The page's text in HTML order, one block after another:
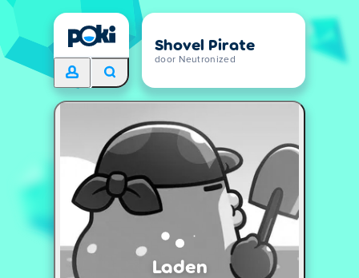
Shovel Pirate
door Neutronized
Laden